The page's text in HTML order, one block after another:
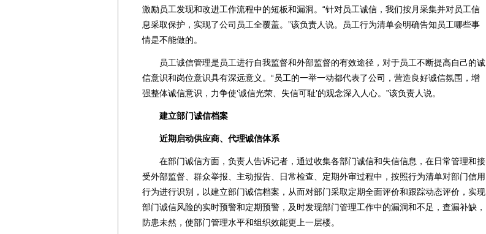
激励员工发现和改进工作流程中的短板和漏洞。“针对员工诚信，我们按月采集并对员工信
息采取保护，实现了公司员工全覆盖。”该负责人说。员工行为清单会明确告知员工哪些事
情是不能做的。
员工诚信管理是员工进行自我监督和外部监督的有效途径，对于员工不断提高自己的诚
信意识和岗位意识具有深远意义。“员工的一举一动都代表了公司，营造良好诚信氛围，增
强整体诚信意识，力争使‘诚信光荣、失信可耻’的观念深入人心。”该负责人说。
建立部门诚信档案
近期启动供应商、代理诚信体系
在部门诚信方面，负责人告诉记者，通过收集各部门诚信和失信信息，在日常管理和接
受外部监督、群众举报、主动报告、日常检查、定期外审过程中，按照行为清单对部门信用
行为进行识别，以建立部门诚信档案，从而对部门采取定期全面评价和跟踪动态评价，实现
部门诚信风险的实时预警和定期预警，及时发现部门管理工作中的漏洞和不足，查漏补缺，
防患未然，使部门管理水平和组织效能更上一层楼。